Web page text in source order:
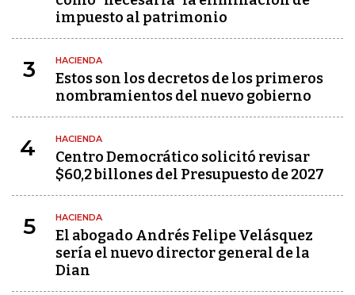
impuesto al patrimonio
3 HACIENDA
Estos son los decretos de los primeros
nombramientos del nuevo gobierno
4 HACIENDA
Centro Democrático solicitó revisar
$60,2 billones del Presupuesto de 2027
5 HACIENDA
El abogado Andrés Felipe Velásquez
sería el nuevo director general de la
Dian